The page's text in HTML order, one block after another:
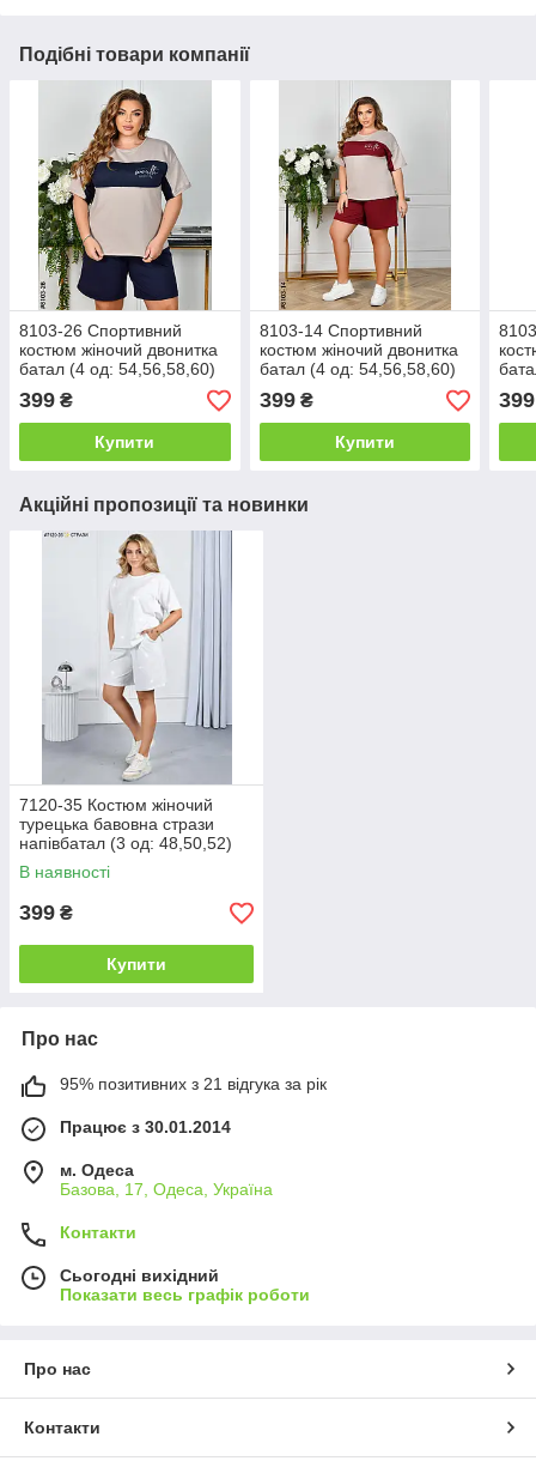
Подібні товари компанії
8103-26 Спортивний
костюм жіночий двонитка
батал (4 од: 54,56,58,60)
399 ₴
Купити
8103-14 Спортивний
костюм жіночий двонитка
батал (4 од: 54,56,58,60)
399₴
Купити
399
Акційні пропозиції та новинки
7120-35 Костюм жіночий
турецька бавовна стрази
напівбатал (3 од: 48,50,52)
В наявності
399 ₴
Купити
Про нас
95% позитивних з 21 відгука за рік
Працює з 30.01.2014
м. Одеса
Базова, 17, Одеса, Україна
Контакти
Сьогодні вихідний
Показати весь графік роботи
Про нас
Контакти